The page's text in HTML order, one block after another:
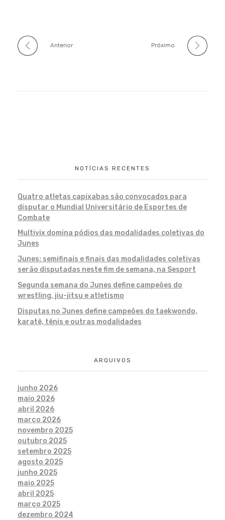
Anterior Próximo
NOTÍCIAS RECENTES
Quatro atletas capixabas são convocados para
disputar o Mundial Universitário de Esportes de
Combate
Multivix domina pódios das modalidades coletivas do
Junes
Junes: semifinais e finais das modalidades coletivas
serão disputadas neste fim de semana, na Sesport
Segunda semana do Junes define campeões do
wrestling, jiu-jitsu e atletismo
Disputas no Junes define campeões do taekwondo,
karatê, tênis e outras modalidades
ARQUIVOS
junho 2026
maio 2026
abril 2026
março 2026
novembro 2025
outubro 2025
setembro 2025
agosto 2025
junho 2025
maio 2025
abril 2025
março 2025
dezembro 2024